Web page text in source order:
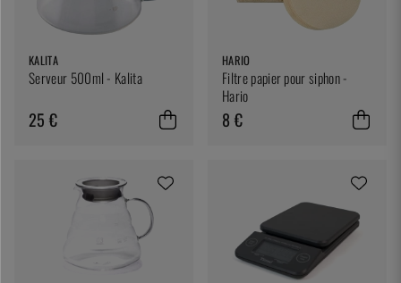
KALITA
Serveur 500ml - Kalita
25 €
HARIO
Filtre papier pour siphon -
Hario
8 €